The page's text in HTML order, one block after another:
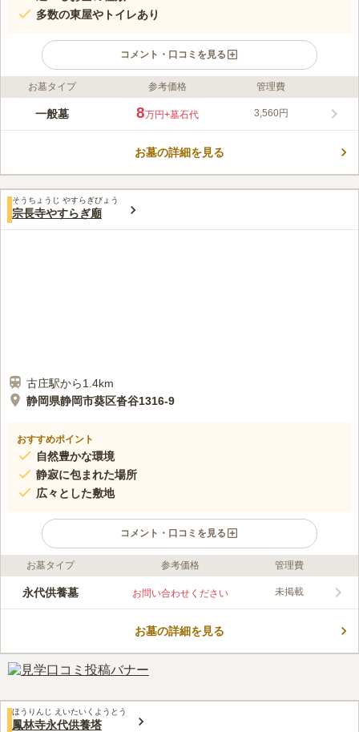
多数の東屋やトイレあり
コメント・口コミを見る
ライフドット編集部のコメント
豊かな自然に抱かれた開放感のある市営霊園です。 普通墓所だ
です。 駐車場も完備しており、車でお参りも可能です。 新東名
口コミ評価
この霊園はまだ誰からも評価されていません。
お墓タイプ 参考価格 管理費
一般墓 8万円+墓石代 3,560円
お墓の詳細を見る
そうちょうじ やすらぎびょう
宗長寺やすらぎ廟
古庄駅から1.4km
静岡県静岡市葵区沓谷1316-9
おすすめポイント
自然豊かな環境
静寂に包まれた場所
広々とした敷地
コメント・口コミを見る
口コミ評価
この霊園はまだ誰からも評価されていません。
お墓タイプ 参考価格 管理費
永代供養墓 お問い合わせください 未掲載
お墓の詳細を見る
ほうりんじ えいたいくようとう
鳳林寺永代供養塔